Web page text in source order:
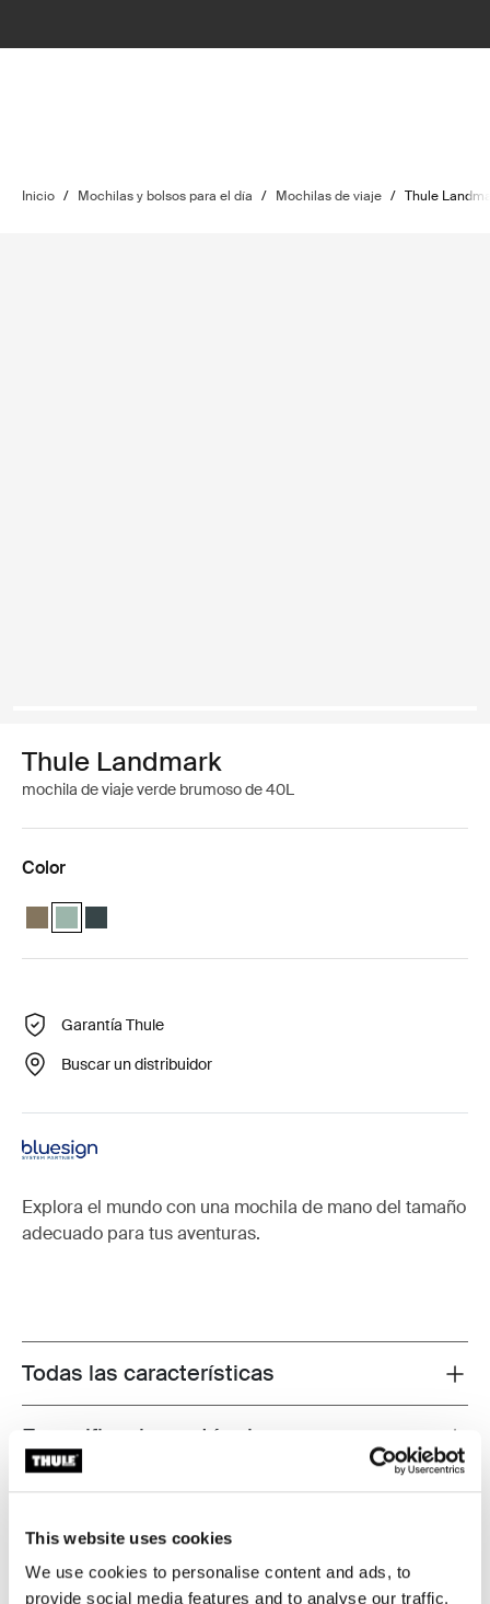
This website uses cookies
We use cookies to personalise content and ads, to
provide social media features and to analyse our traffic.
Inicio / Mochilas y bolsos para el día / Mochilas de viaje / Thule
Thule Landmark
mochila de viaje verde brumoso de 40L
Color
Thule Landmark 40L Caqui oscuro
Thule Landmark 40L Hazy Green (selected)
Thule Landmark 40L Azul oscuro
Garantía Thule
Buscar un distribuidor
Explora el mundo con una mochila de mano del tamaño
adecuado para tus aventuras.
Toggle features
Todas las características
Toggle techspec
Especificaciones técnicas